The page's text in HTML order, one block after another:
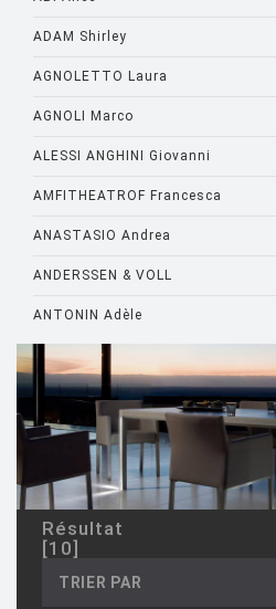
ADAM Shirley
AGNOLETTO Laura
AGNOLI Marco
ALESSI ANGHINI Giovanni
AMFITHEATROF Francesca
ANASTASIO Andrea
ANDERSSEN & VOLL
ANTONIN Adèle
ARAD Ron
ARCHIRIVOLTO
ASTI Sergio
ASTORI Miki
AULENTI Gae
AULENTI GAE / CASTIGLIONI PIERO
Résultat
[10]
TRIER PAR